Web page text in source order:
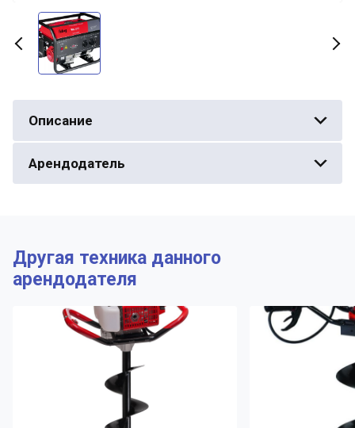
Описание
Арендодатель
Другая техника данного
арендодателя